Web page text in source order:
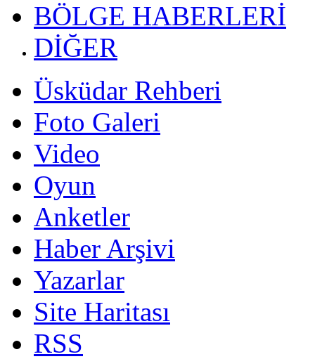
BÖLGE HABERLERİ
DİĞER
Üsküdar Rehberi
Foto Galeri
Video
Oyun
Anketler
Haber Arşivi
Yazarlar
Site Haritası
RSS